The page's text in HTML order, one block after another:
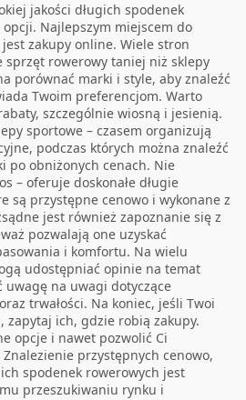
jakości długich spodenek
Najlepszym miejscem do
zakupy online. Wiele stron
rowerowy taniej niż sklepy
porównać marki i style, aby znaleźć
Twoim preferencjom. Warto
szczególnie wiosną i jesienią.
sportowe – czasem organizują
podczas których można znaleźć
po obniżonych cenach. Nie
– oferuje doskonałe długie
są przystępne cenowo i wykonane z
jest również zapoznanie się z
pozwalają one uzyskać
i komfortu. Na wielu
udostępniać opinie na temat
uwagę na uwagi dotyczące
trwałości. Na koniec, jeśli Twoi
zapytaj ich, gdzie robią zakupy.
opcje i nawet pozwolić Ci
przystępnych cenowo,
spodenek rowerowych jest
przeszukiwaniu rynku i